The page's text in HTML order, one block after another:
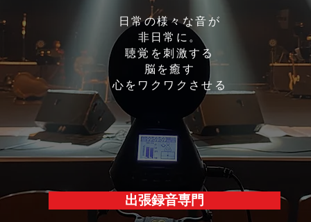
日常の様々な音が
非日常に。
聴覚を刺激する
脳を癒す
​心をワクワクさせる
出張録音専門